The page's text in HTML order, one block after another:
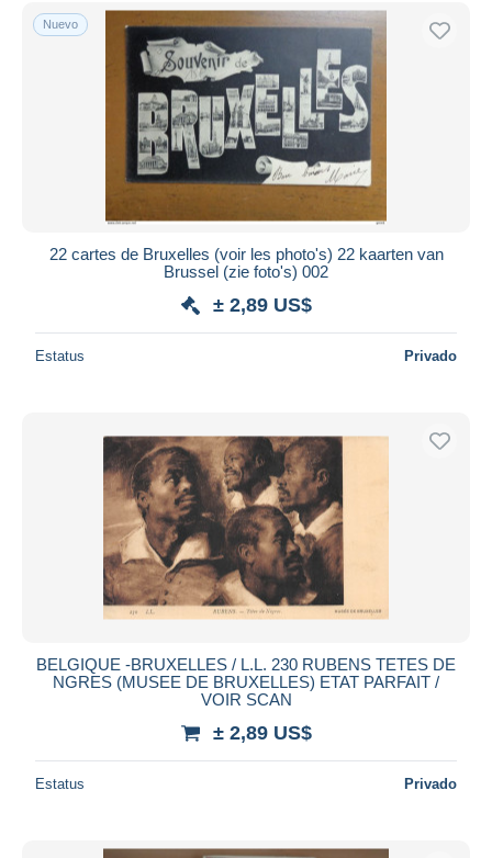
Sólo con descuento
Envío gratis
Métodos de pago
PayPal
Transferencia bancaria
Visa
Mastercard
Bancontact
iDeal
Maestro
Residencia del vendedor
Aplicar
Nuevo
22 cartes de Bruxelles (voir les photo's) 22 kaarten van
Brussel (zie foto's) 002
± 2,89 US$
Estatus Privado
BELGIQUE -BRUXELLES / L.L. 230 RUBENS TETES DE
NGRES (MUSEE DE BRUXELLES) ETAT PARFAIT /
VOIR SCAN
± 2,89 US$
Estatus Privado